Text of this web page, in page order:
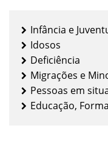
Infância e
Idosos
Deficiência
Migrações e
Pessoas em
Educação,